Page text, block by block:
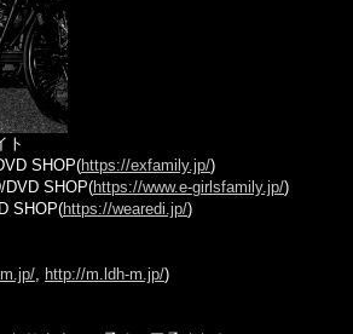
ト
SHOP(https://exfamily.jp/)
DVD SHOP(https://www.e-girlsfamily.jp/)
SHOP(https://wearedi.jp/)
, http://m.ldh-m.jp/)